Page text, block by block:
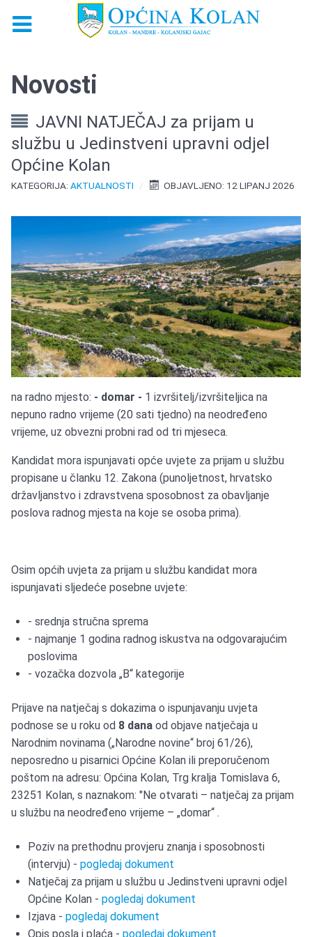
Novosti
JAVNI NATJEČAJ za prijam u
službu u Jedinstveni upravni odjel
Općine Kolan
KATEGORIJA:AKTUALNOSTI OBJAVLJENO: 12 LIPANJ 2026
na radno mjesto: - domar - 1 izvršitelj/izvršiteljica na
nepuno radno vrijeme (20 sati tjedno) na neodređeno
vrijeme, uz obvezni probni rad od tri mjeseca.
Kandidat mora ispunjavati opće uvjete za prijam u službu
propisane u članku 12. Zakona (punoljetnost, hrvatsko
državljanstvo i zdravstvena sposobnost za obavljanje
poslova radnog mjesta na koje se osoba prima).
Osim općih uvjeta za prijam u službu kandidat mora
ispunjavati sljedeće posebne uvjete:
- srednja stručna sprema
- najmanje 1 godina radnog iskustva na odgovarajućim
poslovima
- vozačka dozvola „B“ kategorije
Prijave na natječaj s dokazima o ispunjavanju uvjeta
podnose se u roku od 8 dana od objave natječaja u
Narodnim novinama („Narodne novine“ broj 61/26),
neposredno u pisarnici Općine Kolan ili preporučenom
poštom na adresu: Općina Kolan, Trg kralja Tomislava 6,
23251 Kolan, s naznakom: "Ne otvarati – natječaj za prijam
u službu na neodređeno vrijeme – „domar“ .
Poziv na prethodnu provjeru znanja i sposobnosti
(intervju) -pogledaj dokument
Natječaj za prijam u službu u Jedinstveni upravni odjel
Općine Kolan -pogledaj dokument
Izjava -pogledaj dokument
Opis posla i plaća -pogledaj dokument